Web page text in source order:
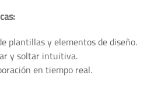
plantillas y elementos de diseño.
y soltar intuitiva.
en tiempo real.